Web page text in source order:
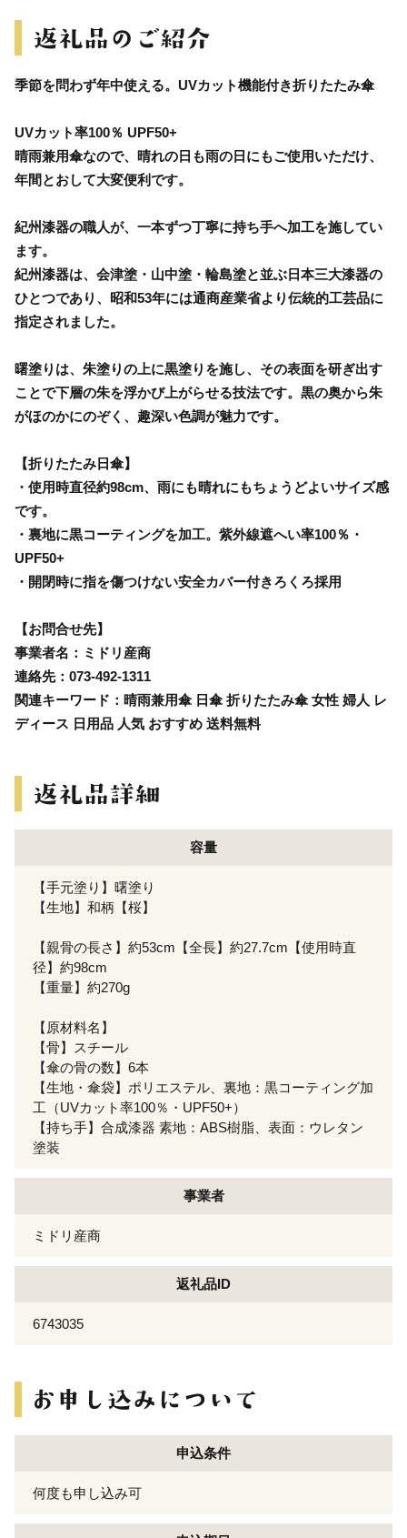
季節を問わず年中使える。UVカット機能付き折りたたみ傘
UVカット率100％ UPF50+
晴雨兼用傘なので、晴れの日も雨の日にもご使用いただけ、
年間とおして大変便利です。
紀州漆器の職人が、一本ずつ丁寧に持ち手へ加工を施してい
ます。
紀州漆器は、会津塗・山中塗・輪島塗と並ぶ日本三大漆器の
ひとつであり、昭和53年には通商産業省より伝統的工芸品に
指定されました。
曙塗りは、朱塗りの上に黒塗りを施し、その表面を研ぎ出す
ことで下層の朱を浮かび上がらせる技法です。黒の奥から朱
がほのかにのぞく、趣深い色調が魅力です。
【折りたたみ日傘】
・使用時直径約98cm、雨にも晴れにもちょうどよいサイズ感
です。
・裏地に黒コーティングを加工。紫外線遮へい率100％・
UPF50+
・開閉時に指を傷つけない安全カバー付きろくろ採用
【お問合せ先】
事業者名：ミドリ産商
連絡先：073-492-1311
関連キーワード：晴雨兼用傘 日傘 折りたたみ傘 女性 婦人 レ
ディース 日用品 人気 おすすめ 送料無料
容量
【手元塗り】曙塗り
【生地】和柄【桜】
【親骨の長さ】約53cm【全長】約27.7cm【使用時直
径】約98cm
【重量】約270g
【原材料名】
【骨】スチール
【傘の骨の数】6本
【生地・傘袋】ポリエステル、裏地：黒コーティング加
工（UVカット率100％・UPF50+）
【持ち手】合成漆器 素地：ABS樹脂、表面：ウレタン
塗装
事業者
ミドリ産商
返礼品ID
6743035
申込条件
何度も申し込み可